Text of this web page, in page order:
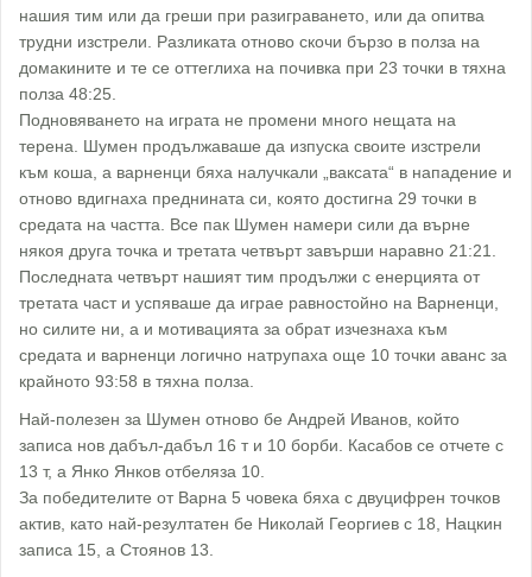
нашия тим или да греши при разиграването, или да опитва
трудни изстрели. Разликата отново скочи бързо в полза на
домакините и те се оттеглиха на почивка при 23 точки в тяхна
полза 48:25.
Подновяването на играта не промени много нещата на
терена. Шумен продължаваше да изпуска своите изстрели
към коша, а варненци бяха налучкали „ваксата“ в нападение и
отново вдигнаха преднината си, която достигна 29 точки в
средата на частта. Все пак Шумен намери сили да върне
някоя друга точка и третата четвърт завърши наравно 21:21.
Последната четвърт нашият тим продължи с енерцията от
третата част и успяваше да играе равностойно на Варненци,
но силите ни, а и мотивацията за обрат изчезнаха към
средата и варненци логично натрупаха още 10 точки аванс за
крайното 93:58 в тяхна полза.
Най-полезен за Шумен отново бе Андрей Иванов, който
записа нов дабъл-дабъл 16 т и 10 борби. Касабов се отчете с
13 т, а Янко Янков отбеляза 10.
За победителите от Варна 5 човека бяха с двуцифрен точков
актив, като най-резултатен бе Николай Георгиев с 18, Нацкин
записа 15, а Стоянов 13.